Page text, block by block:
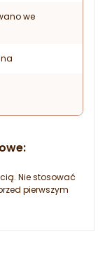
we
Nie stosować
pierwszym